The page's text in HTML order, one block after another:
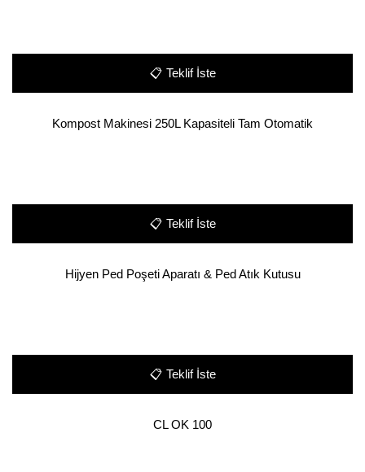
📋 Teklif İste
Kompost Makinesi 250L Kapasiteli Tam Otomatik
📋 Teklif İste
Hijyen Ped Poşeti Aparatı & Ped Atık Kutusu
📋 Teklif İste
CL OK 100